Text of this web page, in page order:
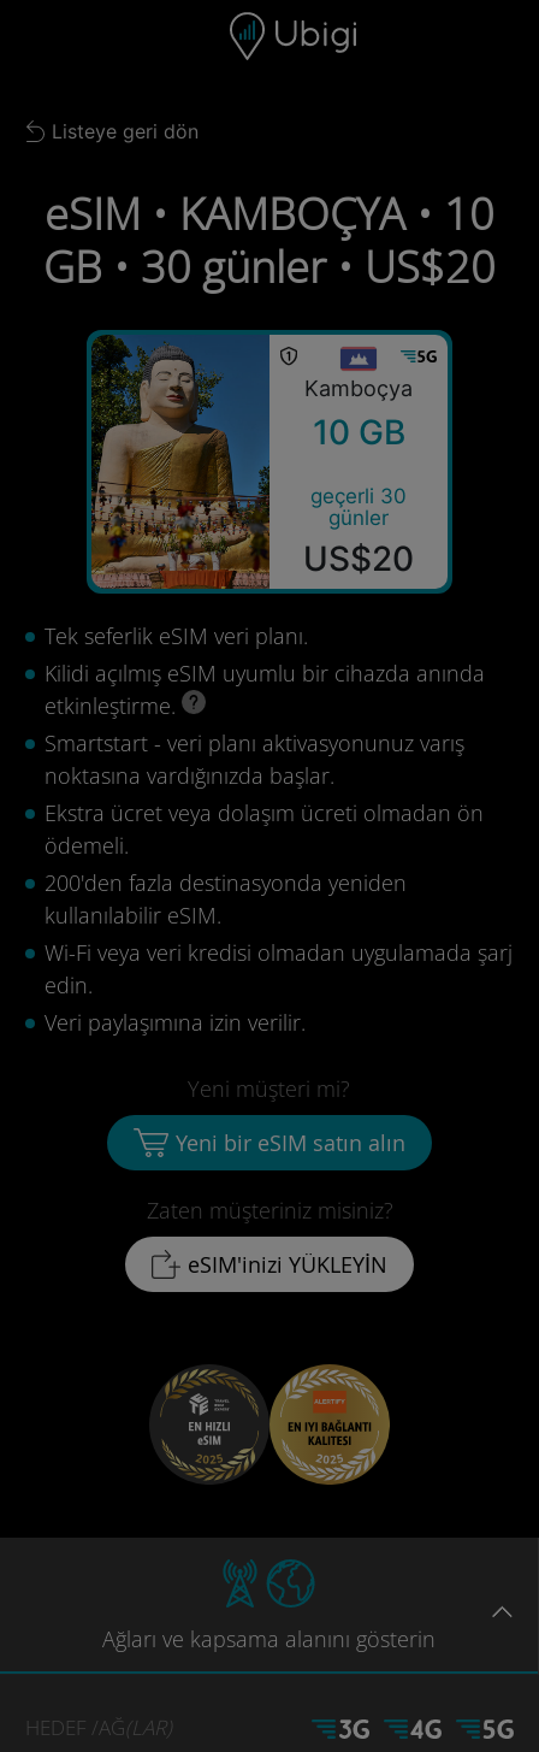
Gezinme çubuğu Alt bilgi
Back to list
Listeye geri dön
eSIM • KAMBOÇYA • 10
GB • 30 günler • US$20
Kamboçya
10 GB
geçerli 30
günler
US$20
Tek seferlik eSIM veri planı.
Kilidi açılmış eSIM uyumlu bir cihazda anında
etkinleştirme.
Smartstart - veri planı aktivasyonunuz varış
noktasına vardığınızda başlar.
Ekstra ücret veya dolaşım ücreti olmadan ön
ödemeli.
200'den fazla destinasyonda yeniden
kullanılabilir eSIM.
Wi-Fi veya veri kredisi olmadan uygulamada şarj
edin.
Veri paylaşımına izin verilir.
Zaten müşteriniz misiniz?
eSIM'inizi YÜKLEYİN
Yeni müşteri mi?
Yeni bir eSIM satın alın
Ağları ve kapsama alanını gösterin
HEDEF /AĞ(LAR)